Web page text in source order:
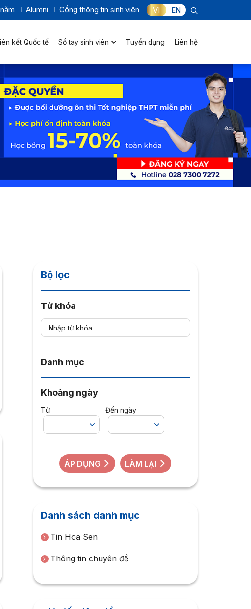
Alumni Cổng thông tin sinh viên VI EN
kết Quốc tế Sổ tay sinh viên Tuyển dụng Liên hệ
Bộ lọc
Từ khóa
Danh mục
Khoảng ngày
Từ Đến ngày
ÁP DỤNG LÀM LẠI
Danh sách danh mục
Tin Hoa Sen
Thông tin chuyên đề